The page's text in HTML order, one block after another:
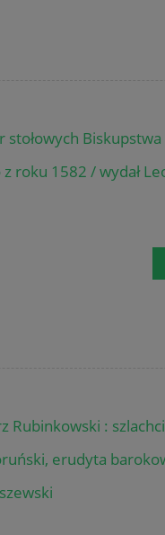
Biskupstwa
z roku 1582 / wydał
Rubinkowski :
erudyta